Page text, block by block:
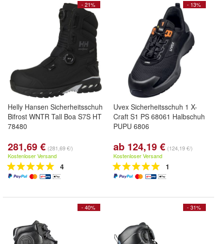
- 21%
Helly Hansen Sicherheitsschuh
Bifrost WNTR Tall Boa S7S HT
78480
281,69 € (281,69 €/)
Kostenloser Versand
4
- 13%
Uvex Sicherheitsschuh 1 X-
Craft S1 PS 68061 Halbschuh
PUPU 6806
ab 124,19 € (124,19 €/)
Kostenloser Versand
1
- 40% - 31%